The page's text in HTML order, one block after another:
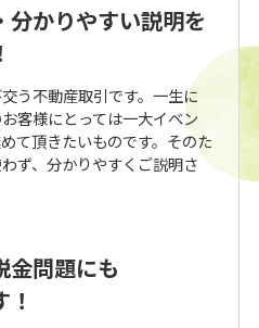
分かりやすい説明を
う不動産取引です。一生に
客様にとっては一大イベン
て頂きたいものです。そのた
ず、分かりやすくご説明さ
金問題にも